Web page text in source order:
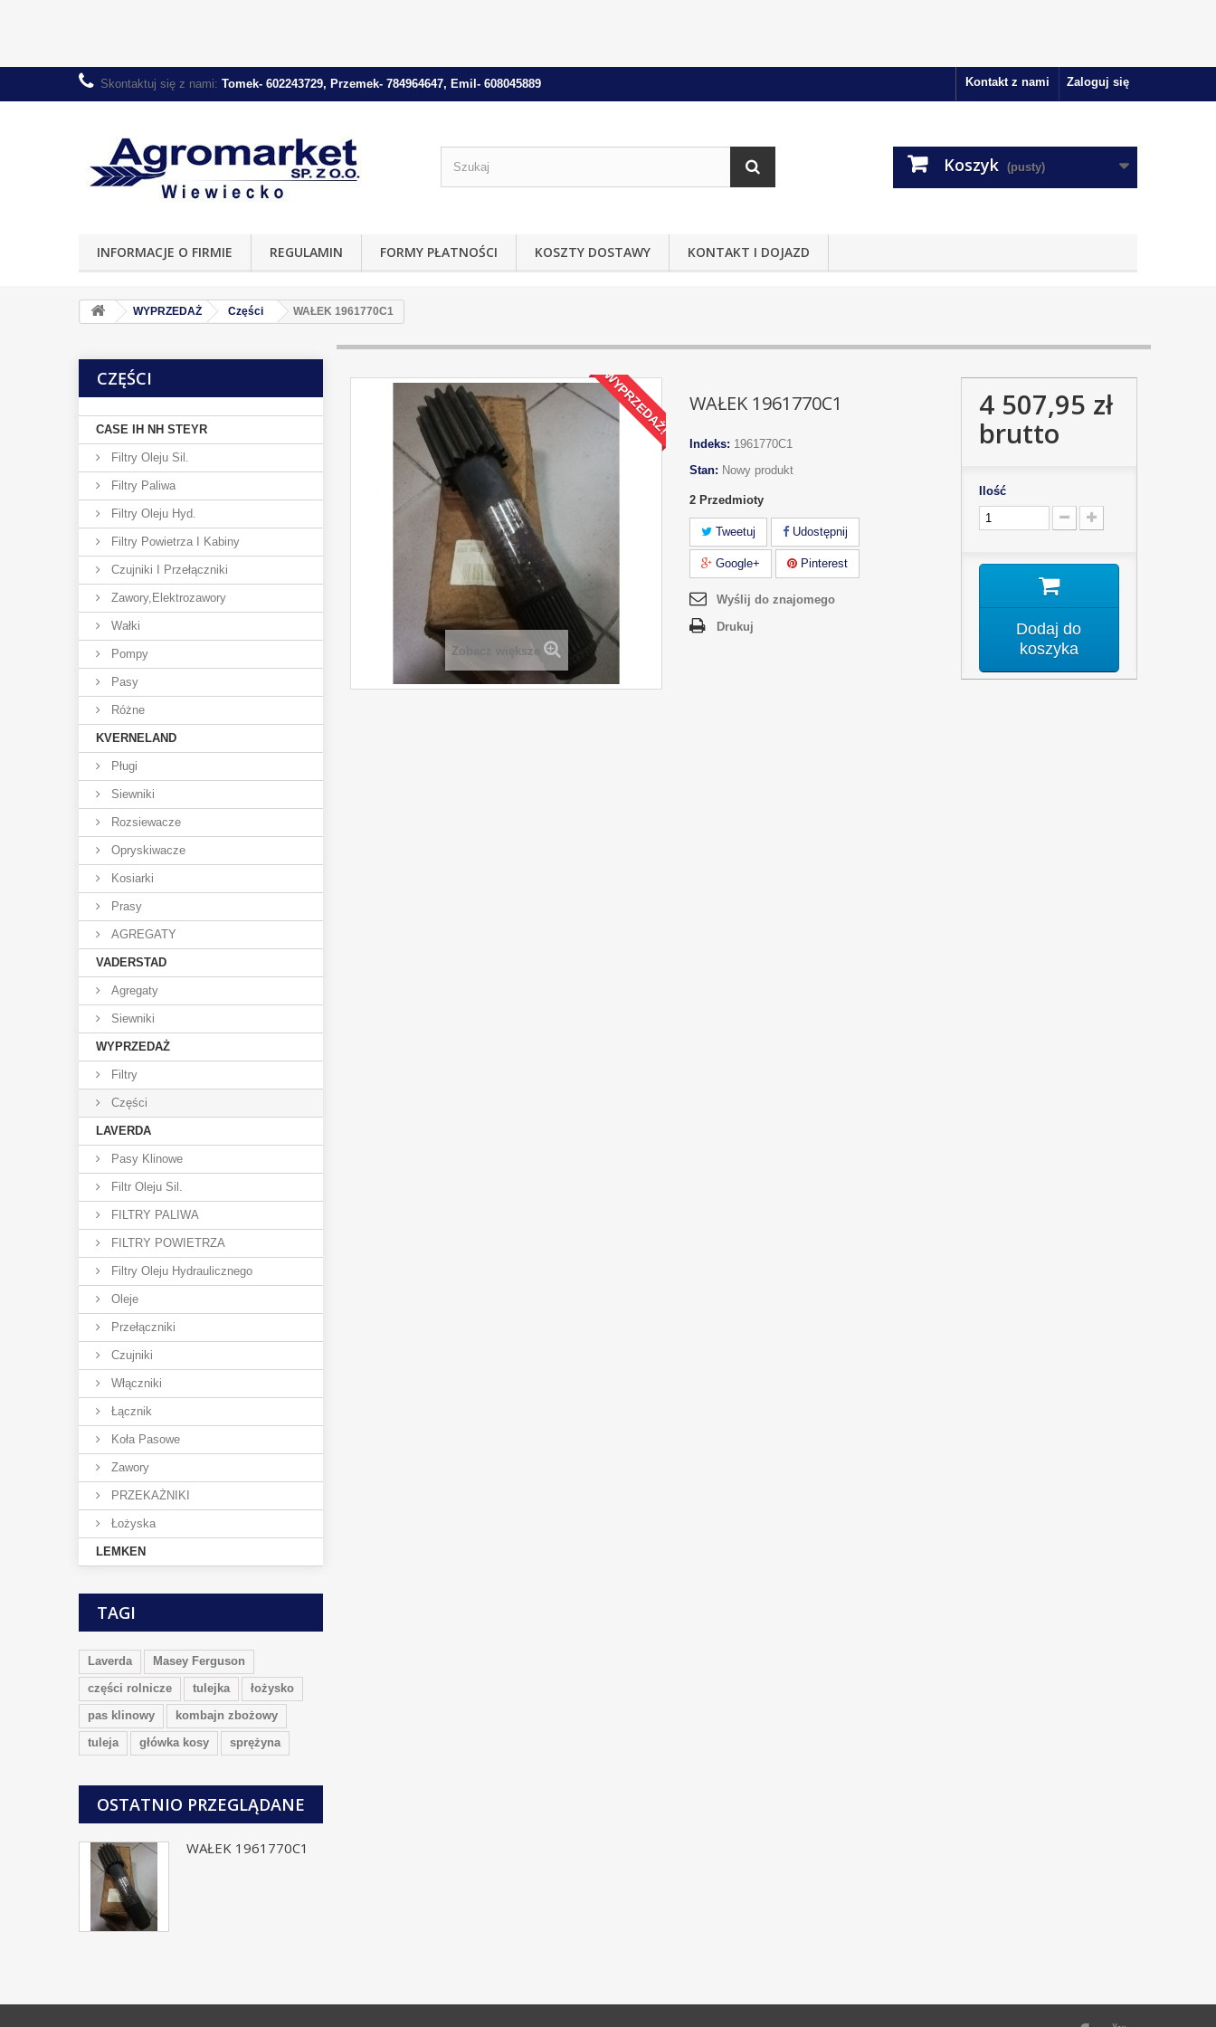
Zaloguj się
Kontakt z nami
Skontaktuj się z nami: Tomek- 602243729, Przemek- 784964647, Emil- 608045889
Koszyk (pusty)
INFORMACJE O FIRMIE REGULAMIN FORMY PŁATNOŚCI KOSZTY DOSTAWY KONTAKT I DOJAZD
WYPRZEDAŻ Części WAŁEK 1961770C1
CZĘŚCI
CASE IH NH STEYR
Filtry Oleju Sil.
Filtry Paliwa
Filtry Oleju Hyd.
Filtry Powietrza I Kabiny
Czujniki I Przełączniki
Zawory,elektrozawory
Wałki
Pompy
Pasy
Różne
KVERNELAND
Pługi
Siewniki
Rozsiewacze
Opryskiwacze
Kosiarki
Prasy
AGREGATY
VADERSTAD
Agregaty
Siewniki
WYPRZEDAŻ
Filtry
Części
LAVERDA
Pasy Klinowe
Filtr Oleju Sil.
FILTRY PALIWA
FILTRY POWIETRZA
Filtry Oleju Hydraulicznego
Oleje
Przełączniki
Czujniki
Włączniki
Łącznik
Koła Pasowe
Zawory
PRZEKAŻNIKI
Łożyska
LEMKEN
TAGI
Laverda
Masey Ferguson
części rolnicze
tulejka
łożysko
pas klinowy
kombajn zbożowy
tuleja
główka kosy sprężyna
OSTATNIO PRZEGLĄDANE
WAŁEK 1961770C1
WYPRZEDAŻ!
Zobacz większe
WAŁEK 1961770C1
Indeks: 1961770C1
Stan: Nowy produkt
2 Przedmioty
Tweetuj Udostępnij
Google+ Pinterest
Wyślij do znajomego
Drukuj
4 507,95 zł
brutto
Ilość
Dodaj do
koszyka